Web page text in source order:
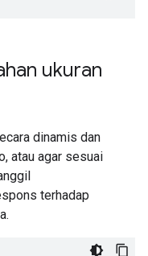
ukuran
dinamis dan
atau agar sesuai
terhadap